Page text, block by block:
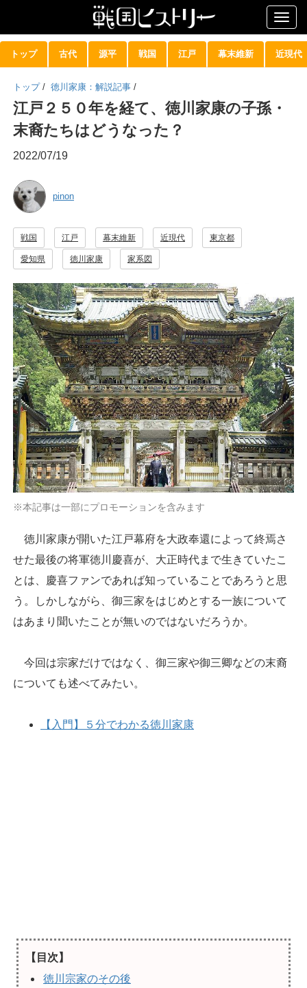
トップ 古代 源平 戦国 江戸 幕末維新 近現代
トップ / 徳川家康：解説記事 /
江戸２５０年を経て、徳川家康の子孫・
末裔たちはどうなった？
2022/07/19
pinon
戦国 江戸 幕末維新 近現代 東京都
愛知県 徳川家康 家系図
※本記事は一部にプロモーションを含みます
徳川家康が開いた江戸幕府を大政奉還によって終焉さ
せた最後の将軍徳川慶喜が、大正時代まで生きていたこ
とは、慶喜ファンであれば知っていることであろうと思
う。しかしながら、御三家をはじめとする一族について
はあまり聞いたことが無いのではないだろうか。
今回は宗家だけではなく、御三家や御三卿などの末裔
についても述べてみたい。
【入門】５分でわかる徳川家康
【目次】
徳川宗家のその後